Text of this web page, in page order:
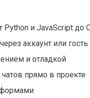
и JavaScript до
аккаунт или гость
и отладкой
прямо в проекте